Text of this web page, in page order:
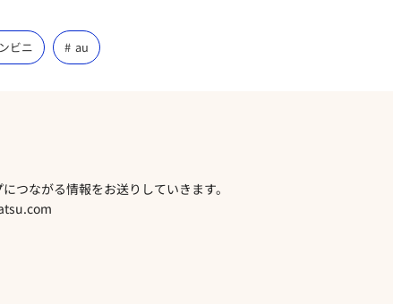
ビニ au
つながる情報をお送りしていきます。